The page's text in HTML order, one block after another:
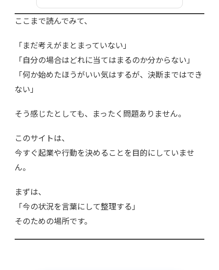
ここまで読んでみて、
「まだ考えがまとまっていない」
「自分の場合はどれに当てはまるのか分からない」
「何か始めたほうがいい気はするが、決断まではでき
ない」
そう感じたとしても、まったく問題ありません。
このサイトは、
今すぐ起業や行動を決めることを目的にしていませ
ん。
まずは、
「今の状況を言葉にして整理する」
そのための場所です。